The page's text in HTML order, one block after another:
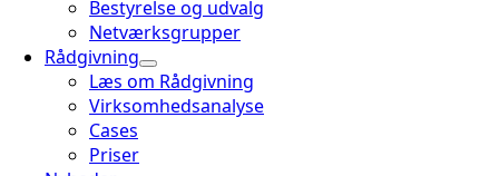
Bestyrelse og udvalg
Netværksgrupper
Rådgivning
Læs om Rådgivning
Virksomhedsanalyse
Cases
Priser